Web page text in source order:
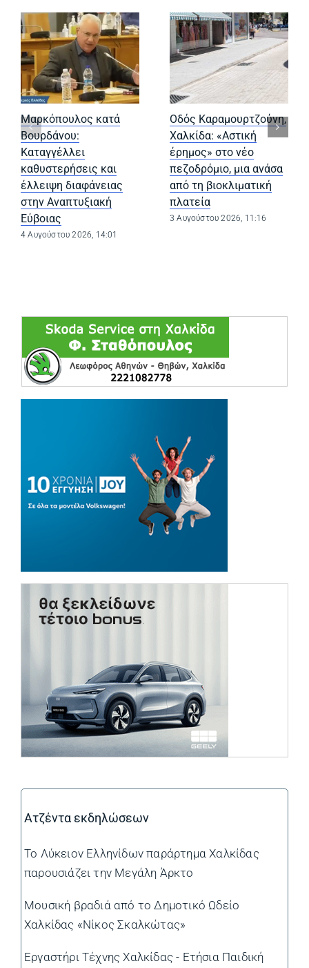
Μαρκόπουλος κατά
Βουρδάνου:
Καταγγέλλει
καθυστερήσεις και
έλλειψη διαφάνειας
στην Αναπτυξιακή
Εύβοιας
4 Αυγούστου 2026, 14:01
Οδός Καραμουρτζούνη,
Χαλκίδα: «Αστική
έρημος» στο νέο
πεζοδρόμιο, μια ανάσα
από τη βιοκλιματική
πλατεία
3 Αυγούστου 2026, 11:16
Ατζέντα εκδηλώσεων
Το Λύκειον Ελληνίδων παράρτημα Χαλκίδας
παρουσιάζει την Μεγάλη Άρκτο
Μουσική βραδιά από το Δημοτικό Ωδείο
Χαλκίδας «Νίκος Σκαλκώτας»
Εργαστήρι Τέχνης Χαλκίδας - Ετήσια Παιδική